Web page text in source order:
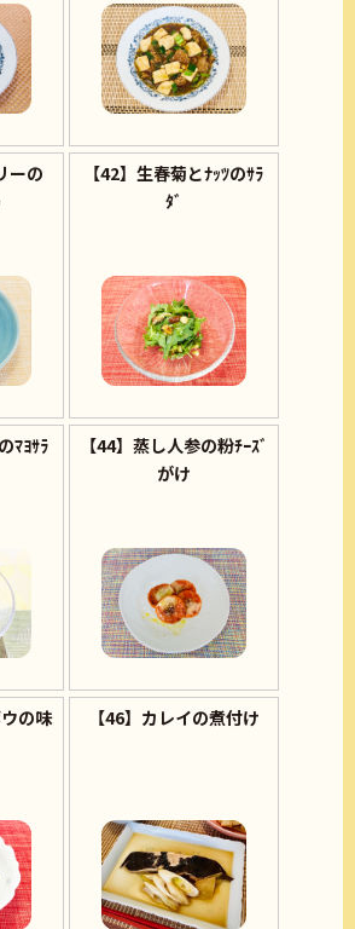
ーの
【42】生春菊とﾅｯﾂのｻﾗ
ﾀﾞ
ﾏﾖｻﾗ
【44】蒸し人参の粉ﾁｰｽﾞ
がけ
の味
【46】カレイの煮付け